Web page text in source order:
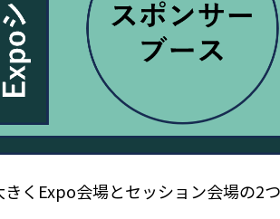
きくExpo会場とセッション会場の2